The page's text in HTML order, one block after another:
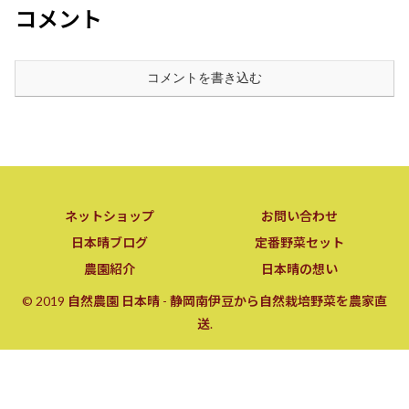
コメント
コメントを書き込む
ネットショップ
お問い合わせ
日本晴ブログ
定番野菜セット
農園紹介
日本晴の想い
© 2019 自然農園 日本晴 - 静岡南伊豆から自然栽培野菜を農家直
送.